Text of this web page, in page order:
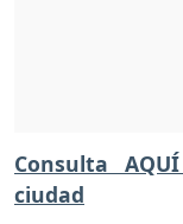
Consulta
ciudad